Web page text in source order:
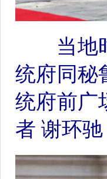
当地时
统府同秘
统府前广
者 谢环驰